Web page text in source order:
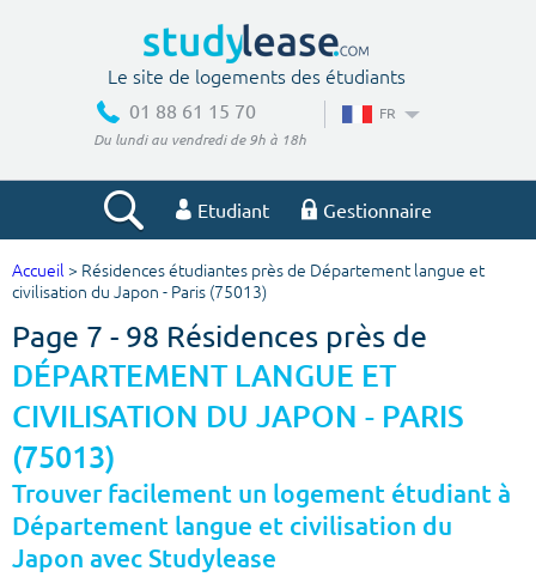
Le site de logements des étudiants
01 88 61 15 70
Du lundi au vendredi de 9h à 18h
FR
Etudiant Gestionnaire
Votre recherche
Ville, école
Budget min
€ €
Surface min Surface max
Accueil > Résidences étudiantes près de Département langue et
civilisation du Japon - Paris (75013)
Page 7 - 98 Résidences près de
DÉPARTEMENT LANGUE ET
CIVILISATION DU JAPON - PARIS
(75013)
Trouver facilement un logement étudiant à
Département langue et civilisation du
Japon avec Studylease